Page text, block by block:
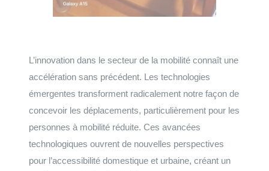
L’innovation dans le secteur de la mobilité connaît une
accélération sans précédent. Les technologies
émergentes transforment radicalement notre façon de
concevoir les déplacements, particulièrement pour les
personnes à mobilité réduite. Ces avancées
technologiques ouvrent de nouvelles perspectives
pour l’accessibilité domestique et urbaine, créant un